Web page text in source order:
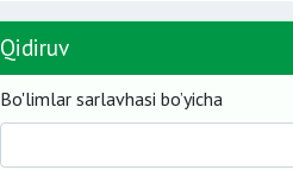
Qidiruv
Bo'limlar sarlavhasi bo’yicha